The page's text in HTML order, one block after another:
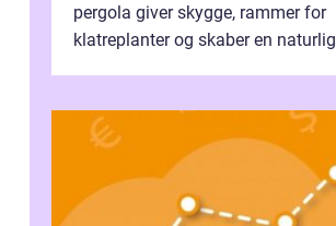
pergola giver skygge, rammer for
klatreplanter og skaber en naturlig